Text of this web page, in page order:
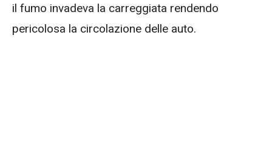
il fumo invadeva la carreggiata rendendo
pericolosa la circolazione delle auto.